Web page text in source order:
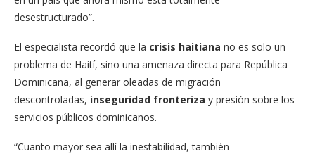
desestructurado”.
El especialista recordó que la crisis haitiana no es solo un
problema de Haití, sino una amenaza directa para República
Dominicana, al generar oleadas de migración
descontroladas, inseguridad fronteriza y presión sobre los
servicios públicos dominicanos.
“Cuanto mayor sea allí la inestabilidad, también